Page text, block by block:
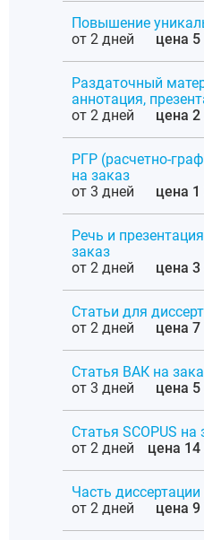
Повышение
от 2 дней
цена
Раздаточный
аннотация,
от 2 дней
цена
РГР (расчетно-
на заказ
от 3 дней
цена
Речь и
заказ
от 2 дней
цена
Статьи для
от 2 дней
цена
Статья ВАК на
от 3 дней
цена
Статья SCOPUS на
от 2 дней
цена
Часть
от 2 дней
цена